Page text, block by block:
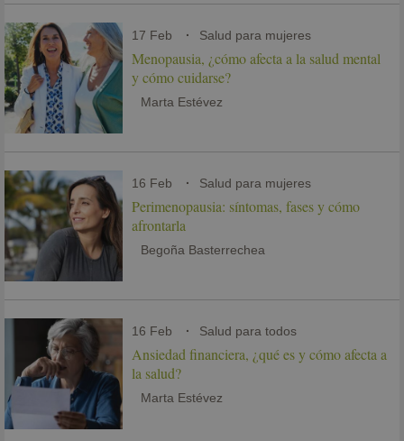
17 Feb Salud para mujeres
Menopausia, ¿cómo afecta a la salud mental
y cómo cuidarse?
Marta Estévez
16 Feb Salud para mujeres
Perimenopausia: síntomas, fases y cómo
afrontarla
Begoña Basterrechea
16 Feb Salud para todos
Ansiedad financiera, ¿qué es y cómo afecta a
la salud?
Marta Estévez